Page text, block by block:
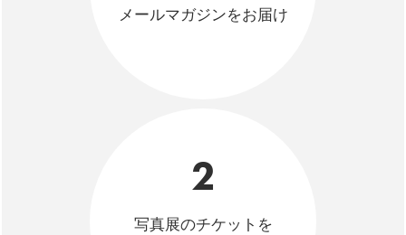
メールマガジンをお届け
2
写真展のチケットを